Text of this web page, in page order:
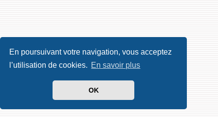
En poursuivant votre navigation, vous acceptez
l’utilisation de cookies. En savoir plus
OK